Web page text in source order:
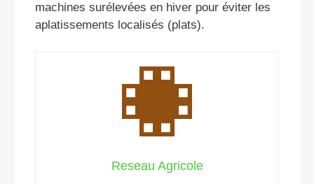
machines surélevées en hiver pour éviter les
aplatissements localisés (plats).
Reseau Agricole